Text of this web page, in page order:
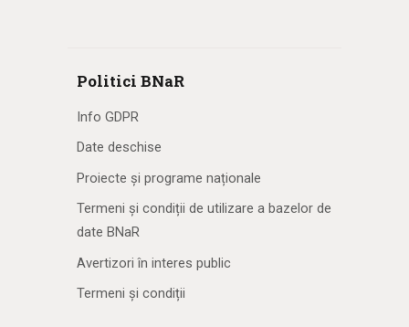
Politici BNaR
Info GDPR
Date deschise
Proiecte și programe naționale
Termeni și condiții de utilizare a bazelor de
date BNaR
Avertizori în interes public
Termeni și condiții